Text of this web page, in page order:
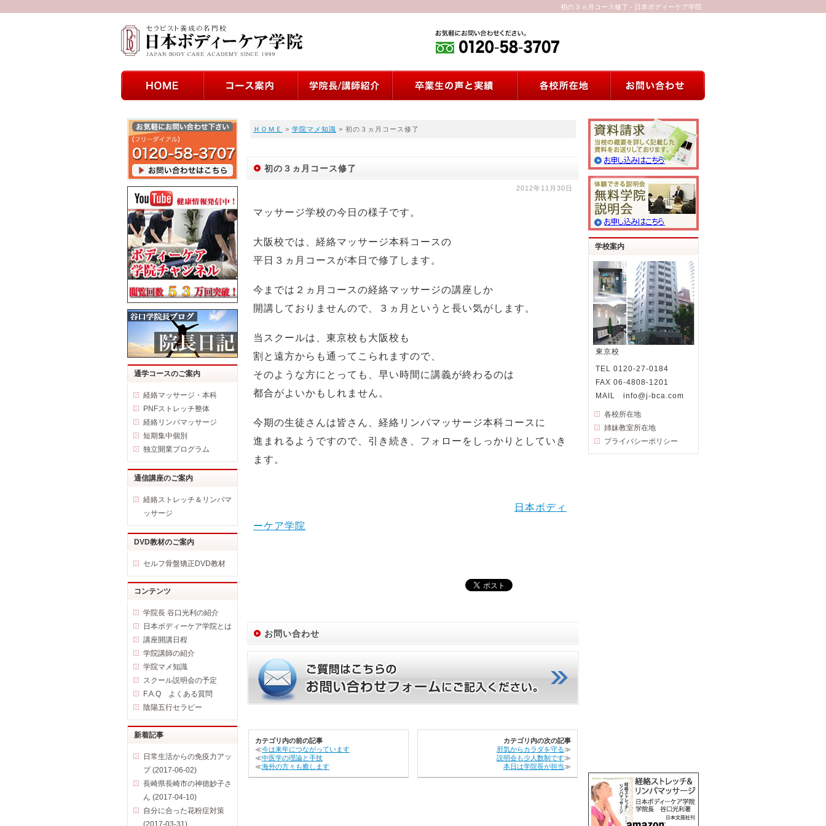
初の３ヵ月コース修了 - 日本ボディーケア学院
ＨＯＭＥ > 学院マメ知識 > 初の３ヵ月コース修了
初の３ヵ月コース修了
2012年11月30日
マッサージ学校の今日の様子です。
大阪校では、経絡マッサージ本科コースの
平日３ヵ月コースが本日で修了します。
今までは２ヵ月コースの経絡マッサージの講座しか
開講しておりませんので、３ヵ月というと長い気がします。
当スクールは、東京校も大阪校も
割と遠方からも通ってこられますので、
そのような方にとっても、早い時間に講義が終わるのは
都合がよいかもしれません。
今期の生徒さんは皆さん、経絡リンパマッサージ本科コースに
進まれるようですので、引き続き、フォローをしっかりとしていき
ます。
日本ボディ
ーケア学院
お問い合わせ
カテゴリ内の前の記事
≪今は来年につながっています
≪中医学の理論と手技
≪海外の方々も癒します
カテゴリ内の次の記事
邪気からカラダを守る≫
説明会も少人数制です≫
本日は学院長が担当≫
学校案内
東京校
TEL 0120-27-0184
FAX 06-4808-1201
MAIL info@j-bca.com
各校所在地
姉妹教室所在地
プライバシーポリシー
通学コースのご案内
経絡マッサージ・本科
PNFストレッチ整体
経絡リンパマッサージ
短期集中個別
独立開業プログラム
通信講座のご案内
経絡ストレッチ＆リンパマ
ッサージ
DVD教材のご案内
セルフ骨盤矯正DVD教材
コンテンツ
学院長 谷口光利の紹介
日本ボディーケア学院とは
講座開講日程
学院講師の紹介
学院マメ知識
スクール説明会の予定
F.A.Q よくある質問
陰陽五行セラピー
新着記事
日常生活からの免疫力アッ
プ (2017-06-02)
長崎県長崎市の神徳妙子さ
ん (2017-04-10)
自分に合った花粉症対策
(2017-03-31)